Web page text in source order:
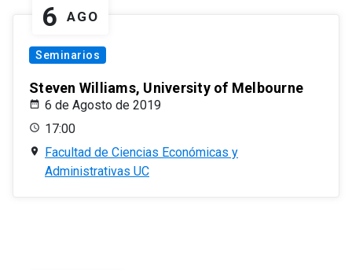
6 AGO
Seminarios
Steven Williams, University of Melbourne
6 de Agosto de 2019
17:00
Facultad de Ciencias Económicas y
Administrativas UC